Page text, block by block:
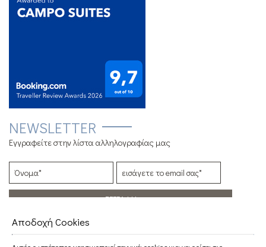
NEWSLETTER
Εγγραφείτε στην λίστα αλληλογραφίας μας
ΕΓΓΡΑΦΉ
ΕΞΕΡΕΥΝΉΣΤΕ
Αποδοχή Cookies